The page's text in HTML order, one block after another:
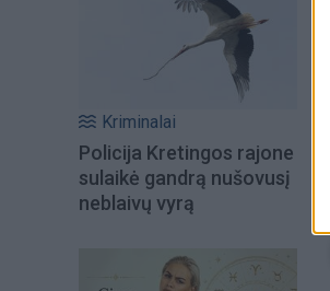
Kriminalai
Policija Kretingos rajone
sulaikė gandrą nušovusį
neblaivų vyrą